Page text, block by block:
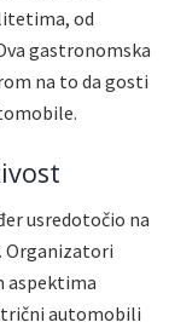
od
gastronomska
na to da gosti
usredotočio na
Organizatori
aspektima
automobili